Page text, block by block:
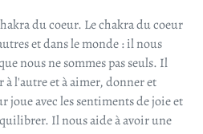
du coeur. Le chakra du coeur
et dans le monde : il nous
nous ne sommes pas seuls. Il
l'autre et à aimer, donner et
joue avec les sentiments de joie et
Il nous aide à avoir une